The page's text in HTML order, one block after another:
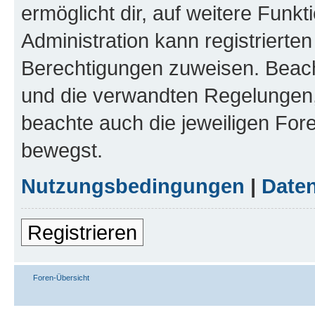
ermöglicht dir, auf weitere
Administration kann
Berechtigungen zuweisen.
und die verwandten
beachte auch die jeweiligen
bewegst.
Nutzungsbedingungen |
Registrieren
Foren-Übersicht